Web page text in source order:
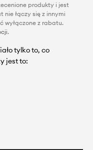
produkty i jest
nie łączy się z innymi
wyłączone z rabatu.
.
tylko to, co
jest to: